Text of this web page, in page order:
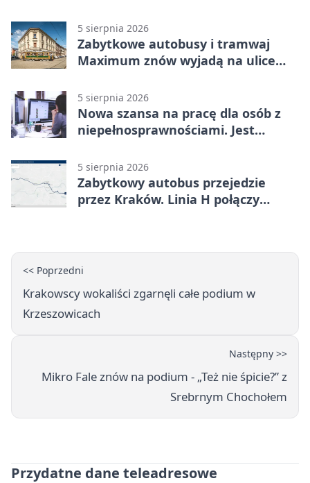
5 sierpnia 2026
Zabytkowe autobusy i tramwaj
Maximum znów wyjadą na ulice
5 sierpnia 2026
Nowa szansa na pracę dla osób z
niepełnosprawnościami. Jest
5 sierpnia 2026
Zabytkowy autobus przejedzie
przez Kraków. Linia H połączy
<< Poprzedni
Krakowscy wokaliści zgarnęli całe podium w
Krzeszowicach
Następny >>
Mikro Fale znów na podium - „Też nie śpicie?” z
Srebrnym Chochołem
Przydatne dane teleadresowe